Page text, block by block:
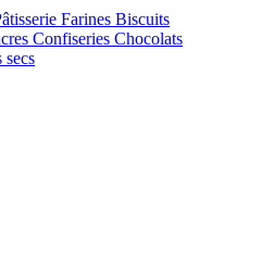
Farines Biscuits
Confiseries Chocolats
secs